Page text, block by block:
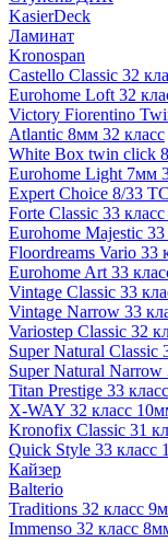
KasierDeck
Ламинат
Kronospan
Castello Classic 32
Eurohome Loft 32
Victory Fiorentino
Atlantic 8мм 32 класс
White Box twin click
Eurohome Light 7мм
Expert Choice 8/33
Forte Classic 33
Eurohome Majestic
Floordreams Vario 33
Eurohome Art 33
Vintage Classic 33
Vintage Narrow 33
Variostep Classic 32
Super Natural Classic
Super Natural Narrow
Titan Prestige 33
X-WAY 32 класс
Kronofix Classic 31
Quick Style 33 класс
Кайзер
Balterio
Traditions 32 класс
Immenso 32 класс